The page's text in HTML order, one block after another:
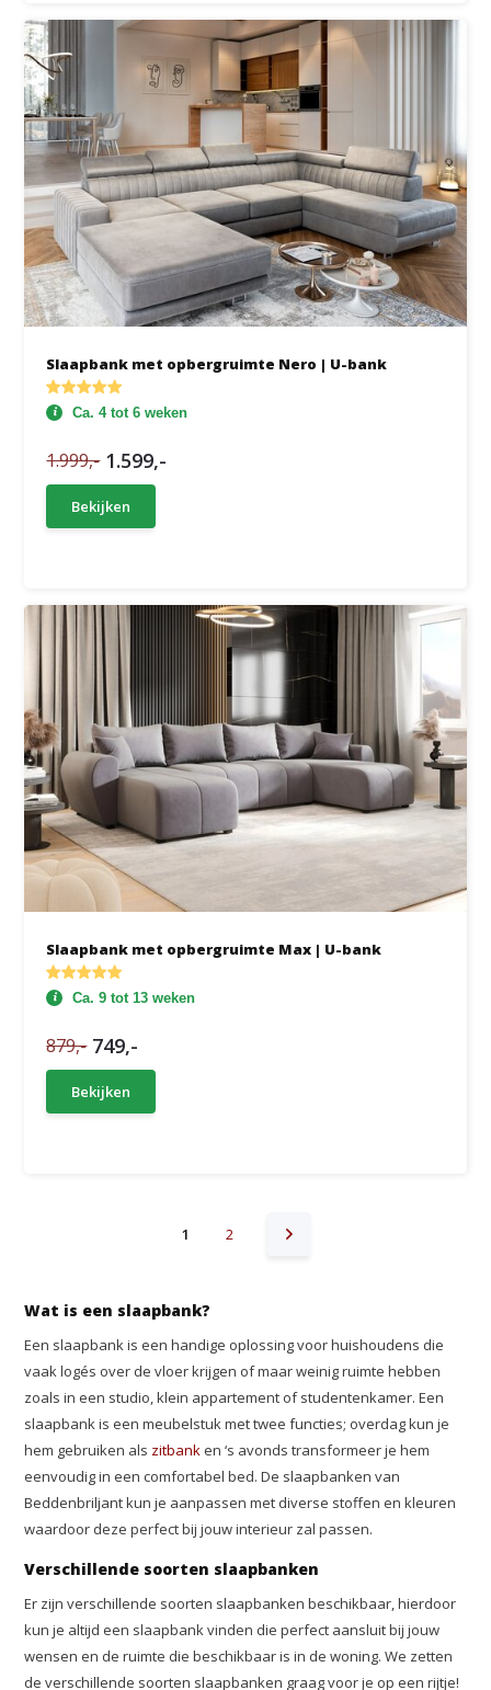
Slaapbank met opbergruimte Nero | U-bank
Ca. 4 tot 6 weken
1.999,- 1.599,-
Bekijken
Slaapbank met opbergruimte Max | U-bank
Ca. 9 tot 13 weken
879,- 749,-
Bekijken
1 2
Wat is een slaapbank?
Een slaapbank is een handige oplossing voor huishoudens die
vaak logés over de vloer krijgen of maar weinig ruimte hebben
zoals in een studio, klein appartement of studentenkamer. Een
slaapbank is een meubelstuk met twee functies; overdag kun je
hem gebruiken als zitbank en ‘s avonds transformeer je hem
eenvoudig in een comfortabel bed. De slaapbanken van
Beddenbriljant kun je aanpassen met diverse stoffen en kleuren
waardoor deze perfect bij jouw interieur zal passen.
Verschillende soorten slaapbanken
Er zijn verschillende soorten slaapbanken beschikbaar, hierdoor
kun je altijd een slaapbank vinden die perfect aansluit bij jouw
wensen en de ruimte die beschikbaar is in de woning. We zetten
de verschillende soorten slaapbanken graag voor je op een rijtje!